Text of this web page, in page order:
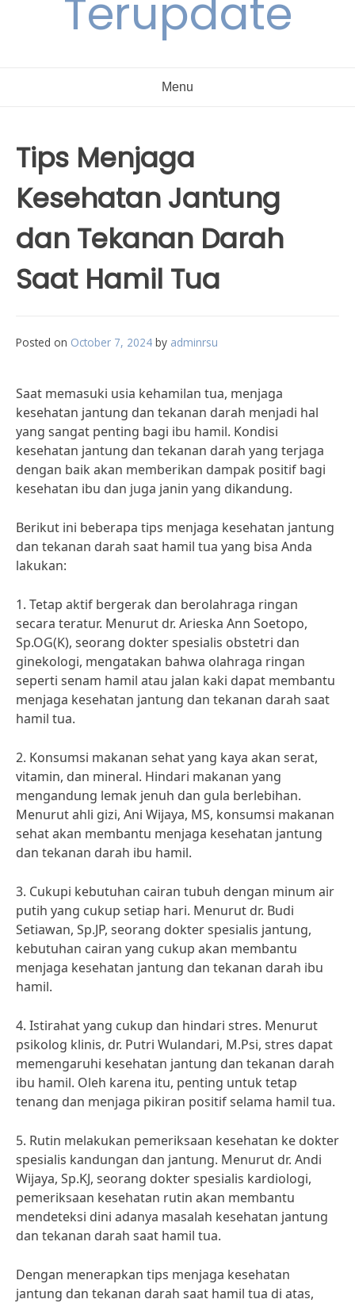
Terupdate
Menu
Tips Menjaga
Kesehatan Jantung
dan Tekanan Darah
Saat Hamil Tua
Posted on October 7, 2024 by adminrsu
Saat memasuki usia kehamilan tua, menjaga
kesehatan jantung dan tekanan darah menjadi hal
yang sangat penting bagi ibu hamil. Kondisi
kesehatan jantung dan tekanan darah yang terjaga
dengan baik akan memberikan dampak positif bagi
kesehatan ibu dan juga janin yang dikandung.
Berikut ini beberapa tips menjaga kesehatan jantung
dan tekanan darah saat hamil tua yang bisa Anda
lakukan:
1. Tetap aktif bergerak dan berolahraga ringan
secara teratur. Menurut dr. Arieska Ann Soetopo,
Sp.OG(K), seorang dokter spesialis obstetri dan
ginekologi, mengatakan bahwa olahraga ringan
seperti senam hamil atau jalan kaki dapat membantu
menjaga kesehatan jantung dan tekanan darah saat
hamil tua.
2. Konsumsi makanan sehat yang kaya akan serat,
vitamin, dan mineral. Hindari makanan yang
mengandung lemak jenuh dan gula berlebihan.
Menurut ahli gizi, Ani Wijaya, MS, konsumsi makanan
sehat akan membantu menjaga kesehatan jantung
dan tekanan darah ibu hamil.
3. Cukupi kebutuhan cairan tubuh dengan minum air
putih yang cukup setiap hari. Menurut dr. Budi
Setiawan, Sp.JP, seorang dokter spesialis jantung,
kebutuhan cairan yang cukup akan membantu
menjaga kesehatan jantung dan tekanan darah ibu
hamil.
4. Istirahat yang cukup dan hindari stres. Menurut
psikolog klinis, dr. Putri Wulandari, M.Psi, stres dapat
memengaruhi kesehatan jantung dan tekanan darah
ibu hamil. Oleh karena itu, penting untuk tetap
tenang dan menjaga pikiran positif selama hamil tua.
5. Rutin melakukan pemeriksaan kesehatan ke dokter
spesialis kandungan dan jantung. Menurut dr. Andi
Wijaya, Sp.KJ, seorang dokter spesialis kardiologi,
pemeriksaan kesehatan rutin akan membantu
mendeteksi dini adanya masalah kesehatan jantung
dan tekanan darah saat hamil tua.
Dengan menerapkan tips menjaga kesehatan
jantung dan tekanan darah saat hamil tua di atas,